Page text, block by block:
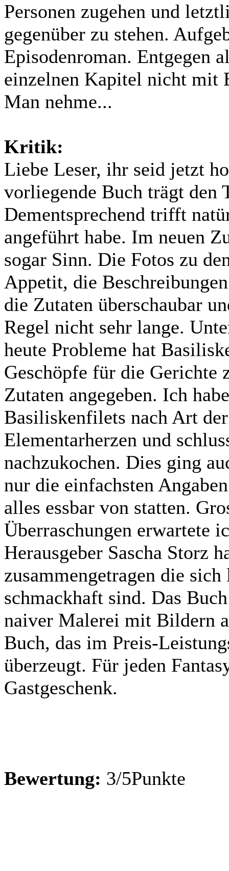
Personen zugehen und
gegenüber zu stehen.
Episodenroman. Entgegen
einzelnen Kapitel nicht mit
Man nehme...
Kritik:
Liebe Leser, ihr seid jetzt
vorliegende Buch trägt den
Dementsprechend trifft
angeführt habe. Im neuen
sogar Sinn. Die Fotos zu
Appetit, die
die Zutaten überschaubar
Regel nicht sehr lange.
heute Probleme hat
Geschöpfe für die Gerichte
Zutaten angegeben. Ich
Basiliskenfilets nach Art
Elementarherzen und
nachzukochen. Dies ging
nur die einfachsten
alles essbar von statten.
Überraschungen erwartete
Herausgeber Sascha Storz
zusammengetragen die
schmackhaft sind. Das
naiver Malerei mit Bildern
Buch, das im Preis-
überzeugt. Für jeden
Gastgeschenk.
Bewertung: 3/5Punkte